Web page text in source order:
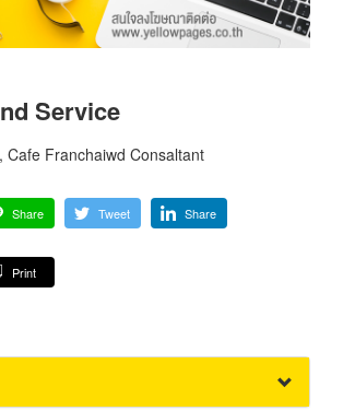
Service
Cafe Franchaiwd Consaltant
Share Tweet Share
Print